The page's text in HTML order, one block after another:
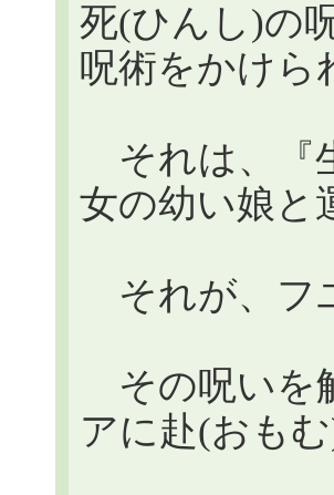
死(ひんし)の
呪術をかけら
それは、『
女の幼い娘と
それが、フ
その呪いを
アに赴(おも